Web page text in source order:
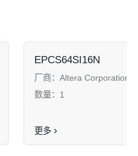
EPCS64SI16N
厂商： Altera Corporation
数量： 1
更多